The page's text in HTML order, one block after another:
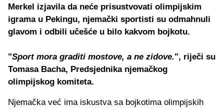
Merkel izjavila da neće prisustvovati olimpijskim
igrama u Pekingu, njemački sportisti su odmahnuli
glavom i odbili učešće u bilo kakvom bojkotu.
"Sport mora graditi mostove, a ne zidove.", riječi su
Tomasa Bacha, Predsjednika njemačkog
olimpijskog komiteta.
Njemačka već ima iskustva sa bojkotima olimpijskih